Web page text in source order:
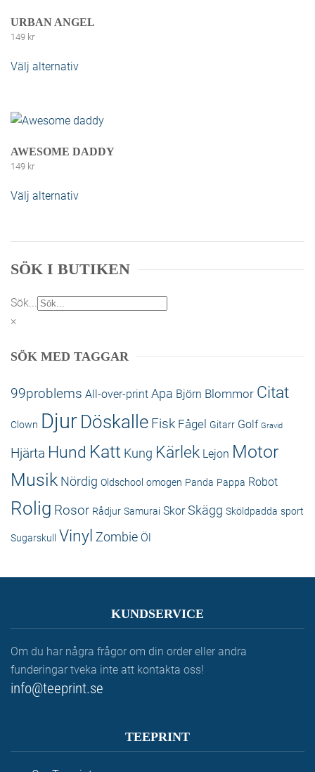
URBAN ANGEL
149 kr
Välj alternativ
AWESOME DADDY
149 kr
Välj alternativ
SÖK I BUTIKEN
Sök...
×
SÖK MED TAGGAR
99problems All-over-print Apa Björn Blommor Citat
Clown Djur Döskalle Fisk Fågel Gitarr Golf Gravid
Hjärta Hund Katt Kung Kärlek Lejon Motor
Musik Nördig Oldschool omogen Panda Pappa Robot
Rolig Rosor Rådjur Samurai Skor Skägg Sköldpadda sport
Sugarskull Vinyl Zombie Öl
KUNDSERVICE
Om du har några frågor om din order eller andra
funderingar tveka inte att kontakta oss!
info@teeprint.se
TEEPRINT